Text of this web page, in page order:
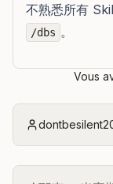
不熟悉所有
/dbs 。
Vous